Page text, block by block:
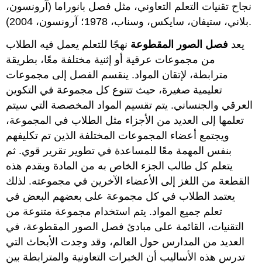
نجاح تقنيات التعلم التعاوني، مثل فصل بانوراما (آرونسون،
بلاني، ستيفان، سايكس، وسناب، 1978؛ آرونسون، 2004).
يعد فصل الصور المقطوعة نهجًا للتعلم يعمل فيه الطلاب
من مجموعات عرقية أو إثنية مختلفة معًا، بطريقة
مترابطة، لإتقان المواد. ينقسم الفصل إلى مجموعات
تعليمية صغيرة، حيث تتنوع كل مجموعة في التكوين
العرقي والجنساني. يتم تقسيم المواد المخصصة التي سيتم
تعلمها إلى العديد من الأجزاء مثل الطلاب في المجموعة،
ويجتمع أعضاء المجموعات المختلفة الذين تم تكليفهم
بنفس المهمة معًا للمساعدة في تطوير تقرير قوي. ثم
يتعلم كل طالب الجزء الخاص به من المادة ويقدم هذه
القطعة من اللغز إلى الأعضاء الآخرين في مجموعته. لذلك
يعتمد الطلاب في كل مجموعة على بعضهم البعض في
تعلم جميع المواد. يتم استخدام مجموعة متنوعة من
التقنيات، القائمة على مبادئ فصل الصور المقطوعة، في
العديد من المدارس حول العالم، وقد وجدت الأبحاث التي
تدرس هذه الأساليب أن الخبرات التعاونية والمترابطة بين